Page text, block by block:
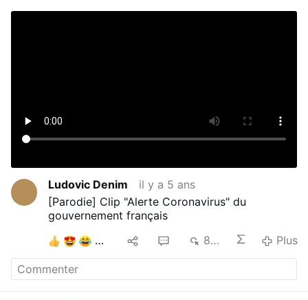
Ludovic Denim
il y a 5 ans
[Parodie] Clip "Alerte Coronavirus" du
gouvernement français
800 Plus